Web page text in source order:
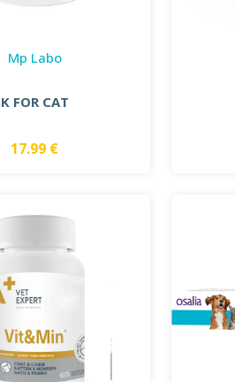
Mp Labo
K FOR CAT
17.99 €